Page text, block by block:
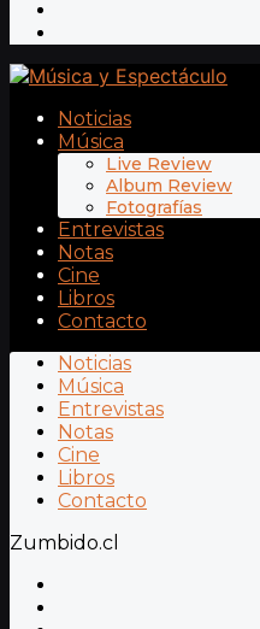
Noticias
Música
Live Review
Album Review
Fotografías
Entrevistas
Notas
Cine
Libros
Contacto
Noticias
Música
Entrevistas
Notas
Cine
Libros
Contacto
Zumbido.cl